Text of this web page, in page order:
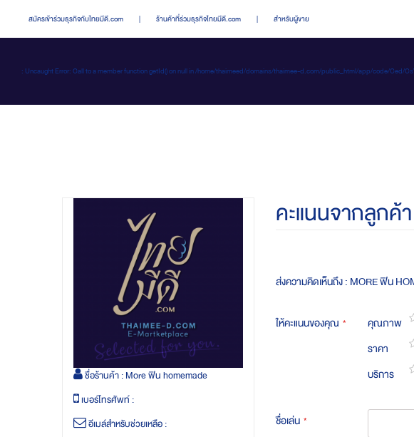
สมัครเข้าร่วมธุรกิจกับไทยมีดี.com | ร้านค้าที่ร่วมธุรกิจไทยมีดี.com | สำหรับผู้ขาย
: Uncaught Error: Call to a member function getId() on null in /home/thaimeed/domains/thaimee-d.com/public_html/app/code/
ชื่อร้านค้า :More ฟิน homemade
เบอร์โทรศัพท์ :
อีเมล์สำหรับช่วยเหลือ :
คะแนนจากลูกค้า
ส่งความคิดเห็นถึง : MORE ฟิน
ให้คะแนนของคุณ คุณภาพ
12345
ราคา
12345
บริการ
ชื่อเล่น